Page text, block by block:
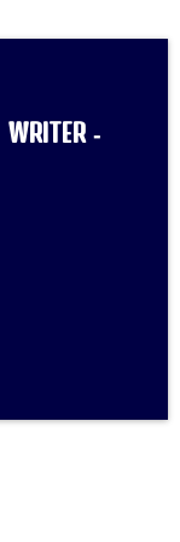
WRITER-